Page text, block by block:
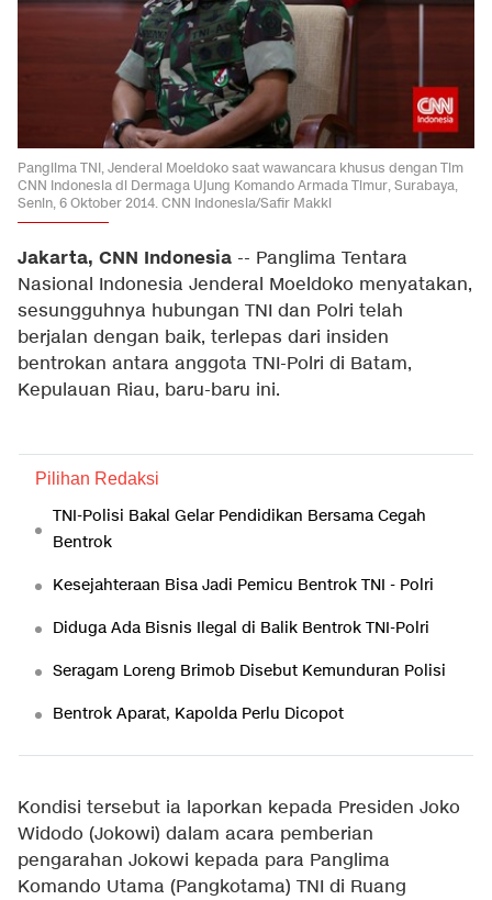
Panglima TNI, Jenderal Moeldoko saat wawancara khusus dengan Tim
CNN Indonesia di Dermaga Ujung Komando Armada Timur, Surabaya,
Senin, 6 Oktober 2014. CNN Indonesia/Safir Makki
Jakarta, CNN Indonesia -- Panglima Tentara
Nasional Indonesia Jenderal Moeldoko menyatakan,
sesungguhnya hubungan TNI dan Polri telah
berjalan dengan baik, terlepas dari insiden
bentrokan antara anggota TNI-Polri di Batam,
Kepulauan Riau, baru-baru ini.
Pilihan Redaksi
TNI-Polisi Bakal Gelar Pendidikan Bersama Cegah
Bentrok
Kesejahteraan Bisa Jadi Pemicu Bentrok TNI - Polri
Diduga Ada Bisnis Ilegal di Balik Bentrok TNI-Polri
Seragam Loreng Brimob Disebut Kemunduran Polisi
Bentrok Aparat, Kapolda Perlu Dicopot
Kondisi tersebut ia laporkan kepada Presiden Joko
Widodo (Jokowi) dalam acara pemberian
pengarahan Jokowi kepada para Panglima
Komando Utama (Pangkotama) TNI di Ruang